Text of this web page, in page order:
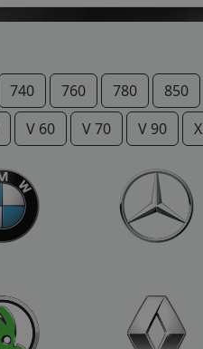
740 760 780 850
V 60 V 70 V 90